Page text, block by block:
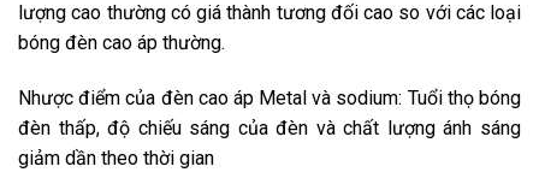
lượng cao thường có giá thành tương đối cao so với các loại
bóng đèn cao áp thường.
Nhược điểm của đèn cao áp Metal và sodium: Tuổi thọ bóng
đèn thấp, độ chiếu sáng của đèn và chất lượng ánh sáng
giảm dần theo thời gian